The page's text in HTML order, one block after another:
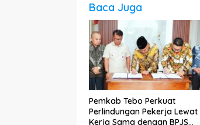
Baca Juga
Pemkab Tebo Perkuat
Perlindungan Pekerja Lewat
Kerja Sama dengan BPJS